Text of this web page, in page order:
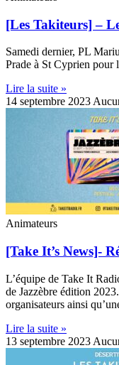
[Les Takiteurs] –
Samedi dernier, PL
Prade à St Cyprien pour
Lire la suite »
14 septembre 2023
Animateurs
[Take It’s News]-
L’équipe de Take It
de Jazzèbre édition
organisateurs ainsi
Lire la suite »
13 septembre 2023